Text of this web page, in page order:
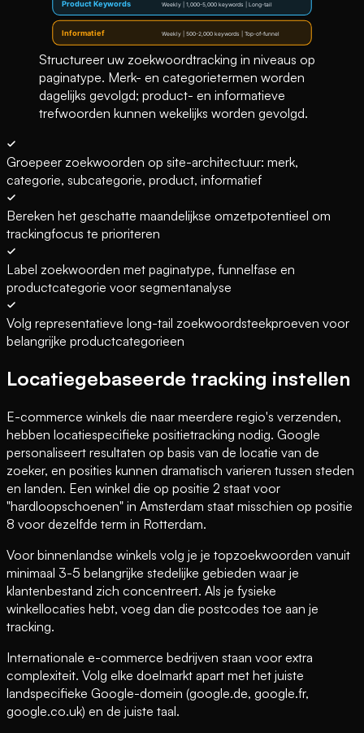
Structureer uw zoekwoordtracking in niveaus op
paginatype. Merk- en categorietermen worden
dagelijks gevolgd; product- en informatieve
trefwoorden kunnen wekelijks worden gevolgd.
Groepeer zoekwoorden op site-architectuur: merk,
categorie, subcategorie, product, informatief
Bereken het geschatte maandelijkse omzetpotentieel om
trackingfocus te prioriteren
Label zoekwoorden met paginatype, funnelfase en
productcategorie voor segmentanalyse
Volg representatieve long-tail zoekwoordsteekproeven voor
belangrijke productcategorieen
Locatiegebaseerde tracking instellen
E-commerce winkels die naar meerdere regio's verzenden,
hebben locatiespecifieke positietracking nodig. Google
personaliseert resultaten op basis van de locatie van de
zoeker, en posities kunnen dramatisch varieren tussen steden
en landen. Een winkel die op positie 2 staat voor
"hardloopschoenen" in Amsterdam staat misschien op positie
8 voor dezelfde term in Rotterdam.
Voor binnenlandse winkels volg je je topzoekwoorden vanuit
minimaal 3-5 belangrijke stedelijke gebieden waar je
klantenbestand zich concentreert. Als je fysieke
winkellocaties hebt, voeg dan die postcodes toe aan je
tracking.
Internationale e-commerce bedrijven staan voor extra
complexiteit. Volg elke doelmarkt apart met het juiste
landspecifieke Google-domein (google.de, google.fr,
google.co.uk) en de juiste taal.